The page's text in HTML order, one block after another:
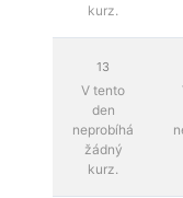
kurz.
13
V tento
den
neprobíhá
žádný
kurz.